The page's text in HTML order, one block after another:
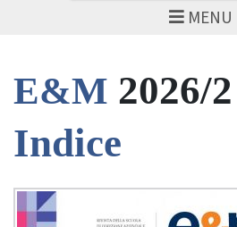
MENU
E&M 2026/2
Indice